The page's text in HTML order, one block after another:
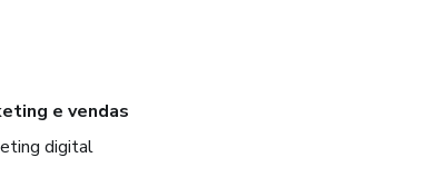
e vendas
digital